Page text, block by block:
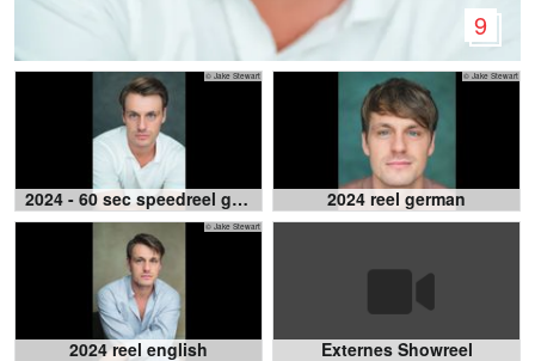
9
© Jake Stewart
2024 - 60 sec speedreel ger/eng
© Jake Stewart
2024 reel german
© Jake Stewart
2024 reel english
Externes Showreel